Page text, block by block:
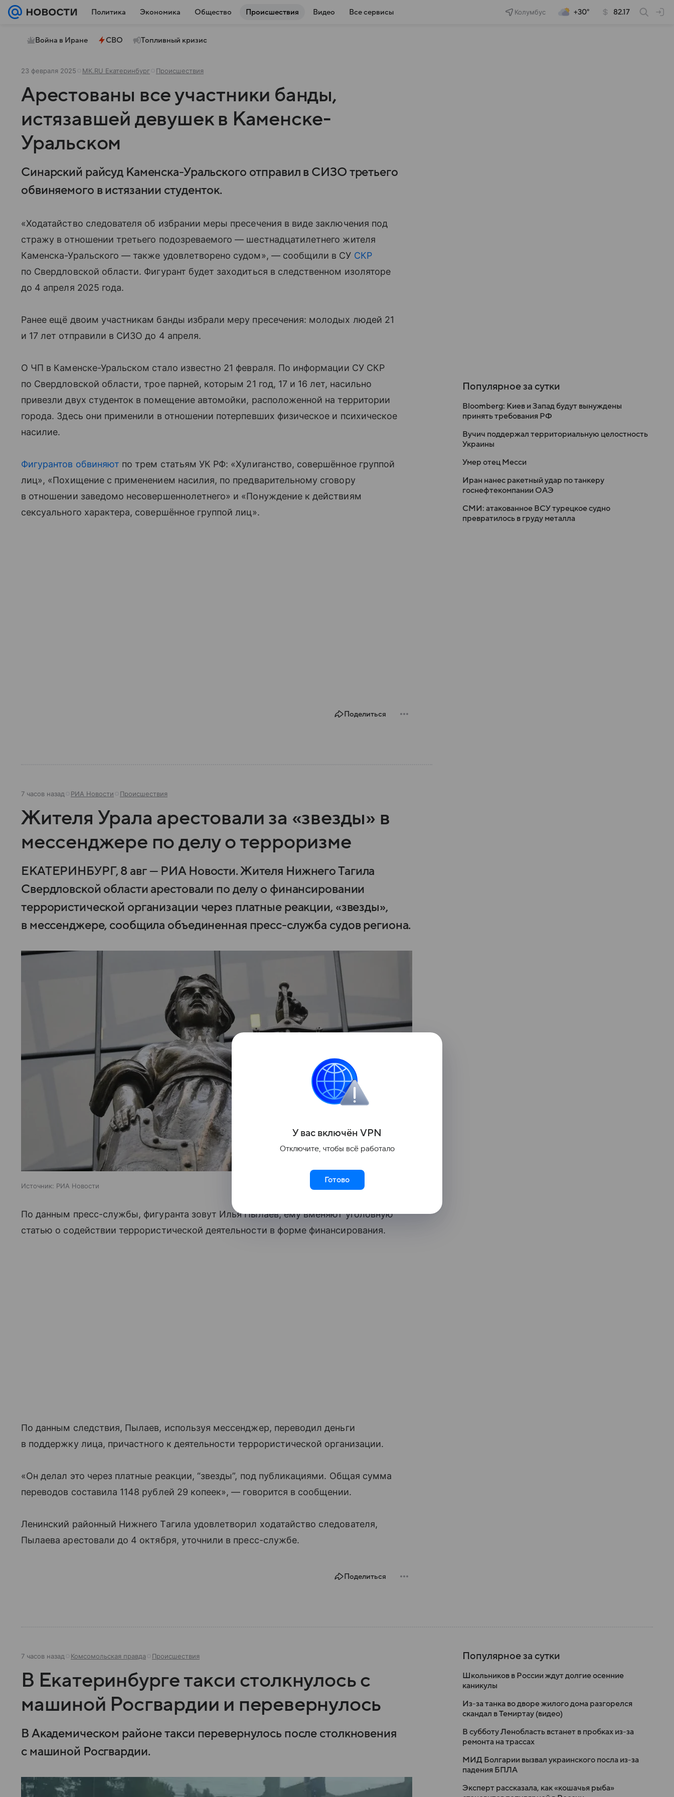
Политика Экономика Общество Происшествия Видео Все сервисы Колумбус +30° 82.17
Война в Иране СВО Топливный кризис
23 февраля 2025 МК.RU Екатеринбург Происшествия
Арестованы все участники банды,
истязавшей девушек в Каменске-
Уральском
Синарский райсуд Каменска-Уральского отправил в СИЗО третьего
обвиняемого в истязании студенток.
«Ходатайство следователя об избрании меры пресечения в виде заключения под
стражу в отношении третьего подозреваемого — шестнадцатилетнего жителя
Каменска-Уральского — также удовлетворено судом», — сообщили в СУ СКР
по Свердловской области. Фигурант будет заходиться в следственном изоляторе
до 4 апреля 2025 года.
Ранее ещё двоим участникам банды избрали меру пресечения: молодых людей 21
и 17 лет отправили в СИЗО до 4 апреля.
О ЧП в Каменске-Уральском стало известно 21 февраля. По информации СУ СКР
по Свердловской области, трое парней, которым 21 год, 17 и 16 лет, насильно
привезли двух студенток в помещение автомойки, расположенной на территории
города. Здесь они применили в отношении потерпевших физическое и психическое
насилие.
Фигурантов обвиняют по трем статьям УК РФ: «Хулиганство, совершённое группой
лиц», «Похищение с применением насилия, по предварительному сговору
в отношении заведомо несовершеннолетнего» и «Понуждение к действиям
сексуального характера, совершённое группой лиц».
Поделиться
7 часов назад РИА Новости Происшествия
Жителя Урала арестовали за «звезды» в
мессенджере по делу о терроризме
ЕКАТЕРИНБУРГ, 8 авг — РИА Новости. Жителя Нижнего Тагила
Свердловской области арестовали по делу о финансировании
террористической организации через платные реакции, «звезды»,
в мессенджере, сообщила объединенная пресс-служба судов региона.
Источник: РИА Новости
По данным пресс-службы, фигуранта зовут Илья Пылаев, ему вменяют уголовную
статью о содействии террористической деятельности в форме финансирования.
По данным следствия, Пылаев, используя мессенджер, переводил деньги
в поддержку лица, причастного к деятельности террористической организации.
«Он делал это через платные реакции, “звезды”, под публикациями. Общая сумма
переводов составила 1148 рублей 29 копеек», — говорится в сообщении.
Ленинский районный Нижнего Тагила удовлетворил ходатайство следователя,
Пылаева арестовали до 4 октября, уточнили в пресс-службе.
Поделиться
Популярное за сутки
Bloomberg: Киев и Запад будут вынуждены
принять требования РФ
Вучич поддержал территориальную целостность
Украины
Умер отец Месси
Иран нанес ракетный удар по танкеру
госнефтекомпании ОАЭ
СМИ: атакованное ВСУ турецкое судно
превратилось в груду металла
7 часов назад Комсомольская правда Происшествия
В Екатеринбурге такси столкнулось с
машиной Росгвардии и перевернулось
В Академическом районе такси перевернулось после столкновения
с машиной Росгвардии.
Популярное за сутки
Школьников в России ждут долгие осенние
каникулы
Из-за танка во дворе жилого дома разгорелся
скандал в Темиртау (видео)
В субботу Ленобласть встанет в пробках из-за
ремонта на трассах
МИД Болгарии вызвал украинского посла из-за
падения БПЛА
Эксперт рассказала, как «кошачья рыба»
У вас включён VPN
Отключите, чтобы всё работало
Готово